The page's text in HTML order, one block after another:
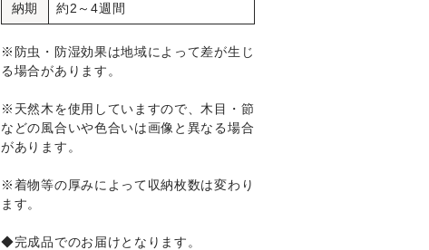
納期 約2～4週間
※防虫・防湿効果は地域によって差が生じ
る場合があります。
※天然木を使用していますので、木目・節
などの風合いや色合いは画像と異なる場合
があります。
※着物等の厚みによって収納枚数は変わり
ます。
◆完成品でのお届けとなります。